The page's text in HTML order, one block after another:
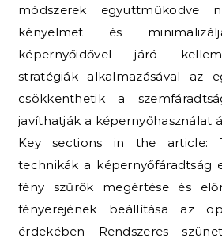
módszerek együttműködve
kényelmet és
képernyőidővel járó
stratégiák alkalmazásával az
csökkenthetik a
javíthatják a képernyőhasználat
Key sections in the article:
technikák a képernyőfáradtság
fény szűrők megértése és
fényerejének beállítása az
érdekében Rendszeres